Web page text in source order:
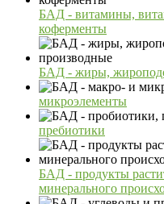
БАД - витамины,
коферменты
БАД - жиры,
микроэлементы
пребиотики
БАД - продукты
минерального